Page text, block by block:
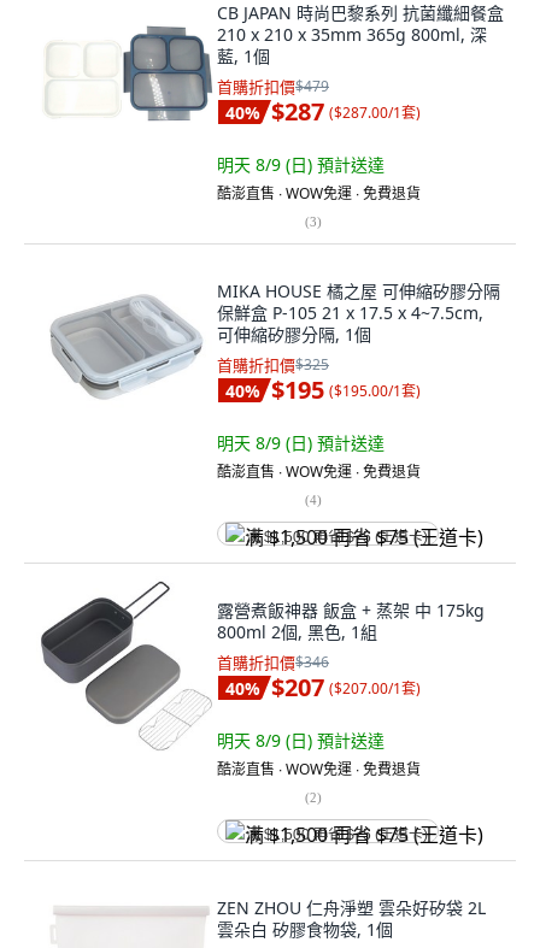
CB JAPAN 時尚巴黎系列 抗菌纖細餐盒
210 x 210 x 35mm 365g 800ml, 深
藍, 1個
首購折扣價$479
40% $287 ($287.00/1套)
明天 8/9 (日) 預計送達
酷澎直售 ∙ WOW免運 ∙ 免費退貨
(3)
MIKA HOUSE 橘之屋 可伸縮矽膠分隔
保鮮盒 P-105 21 x 17.5 x 4~7.5cm,
可伸縮矽膠分隔, 1個
首購折扣價$325
40% $195 ($195.00/1套)
明天 8/9 (日) 預計送達
酷澎直售 ∙ WOW免運 ∙ 免費退貨
(4)
满 $1,500 再省 $75 (王道卡)
露營煮飯神器 飯盒 + 蒸架 中 175kg
800ml 2個, 黑色, 1組
首購折扣價$346
40% $207 ($207.00/1套)
明天 8/9 (日) 預計送達
酷澎直售 ∙ WOW免運 ∙ 免費退貨
(2)
满 $1,500 再省 $75 (王道卡)
ZEN ZHOU 仁舟淨塑 雲朵好矽袋 2L
雲朵白 矽膠食物袋, 1個